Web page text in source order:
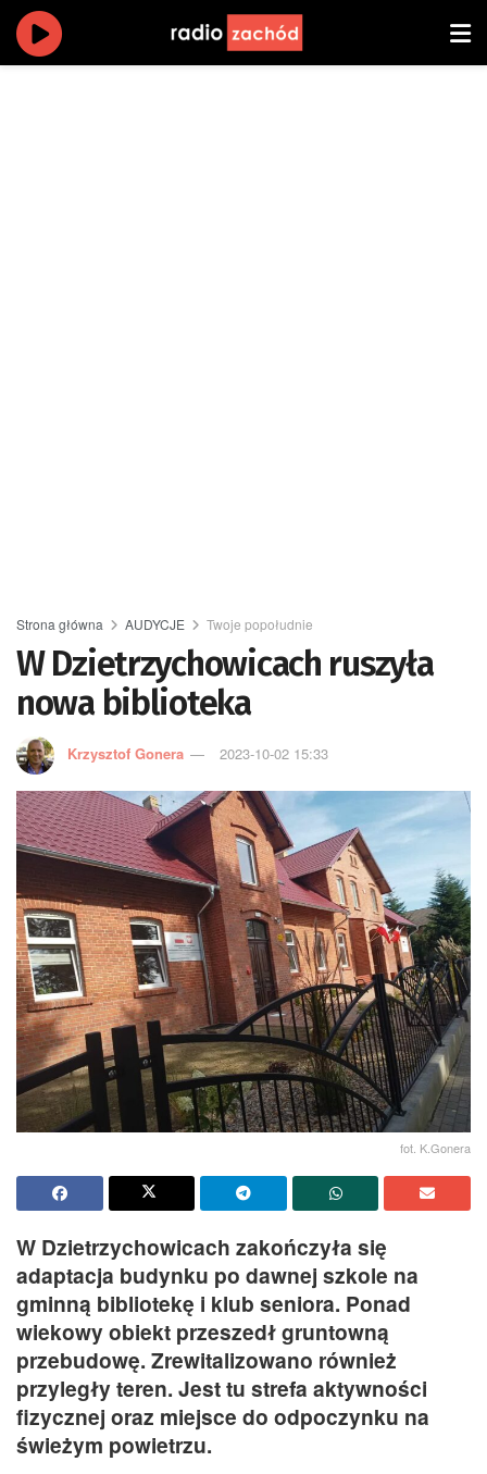
Strona główna AUDYCJE Twoje popołudnie
W Dzietrzychowicach ruszyła
nowa biblioteka
Krzysztof Gonera 2023-10-02 15:33
fot. K.Gonera
W Dzietrzychowicach zakończyła się
adaptacja budynku po dawnej szkole na
gminną bibliotekę i klub seniora. Ponad
wiekowy obiekt przeszedł gruntowną
przebudowę. Zrewitalizowano również
przyległy teren. Jest tu strefa aktywności
fizycznej oraz miejsce do odpoczynku na
świeżym powietrzu.